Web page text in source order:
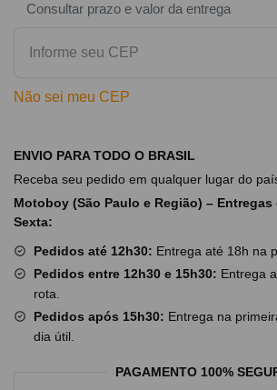
Consultar prazo e valor da entrega
Não sei meu CEP
ENVIO PARA TODO O BRASIL
Receba seu pedido em qualquer lugar do
Motoboy (São Paulo e Região) – Entregas
Sexta:
Pedidos até 12h30: Entrega até 18h na
Pedidos entre 12h30 e 15h30: Entrega
rota.
Pedidos após 15h30: Entrega na
dia útil.
PAGAMENTO 100%